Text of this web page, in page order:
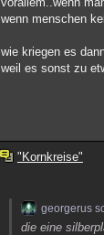
wenn menschen
wie kriegen es
weil es sonst zu
"Kornkreise"
georgerus
die eine